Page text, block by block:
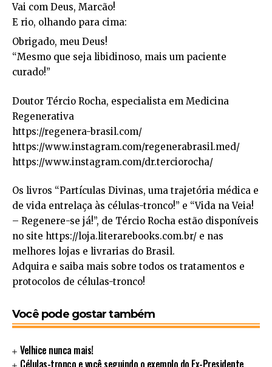
Vai com Deus, Marcão!
E rio, olhando para cima:
Obrigado, meu Deus!
“Mesmo que seja libidinoso, mais um paciente
curado!”
Doutor Tércio Rocha, especialista em Medicina
Regenerativa
https://regenera-brasil.com/
https://www.instagram.com/regenerabrasil.med/
https://www.instagram.com/dr.terciorocha/
Os livros “Partículas Divinas, uma trajetória médica e
de vida entrelaça às células-tronco!” e “Vida na Veia!
– Regenere-se já!”, de Tércio Rocha estão disponíveis
no site https://loja.literarebooks.com.br/ e nas
melhores lojas e livrarias do Brasil.
Adquira e saiba mais sobre todos os tratamentos e
protocolos de células-tronco!
Você pode gostar também
Velhice nunca mais!